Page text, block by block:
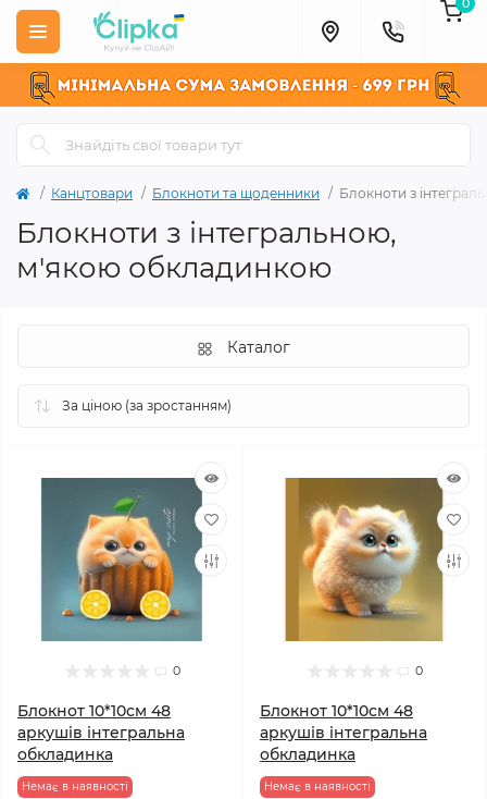
Канцтовари Блокноти та щоденники Блокноти з
Блокноти з інтегральною,
м'якою обкладинкою
Каталог
0
Блокнот 10*10см 48
аркушів інтегральна
обкладинка
Немає в наявності
0
Блокнот 10*10см 48
аркушів інтегральна
обкладинка
Немає в наявності